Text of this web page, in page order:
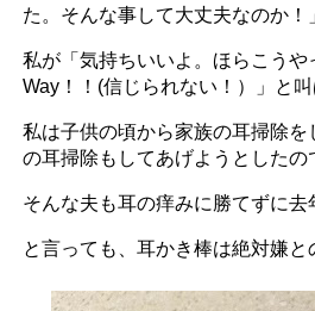
た。そんな事して大丈夫なのか
私が「気持ちいいよ。ほらこう
Way！！(信じられない！）」と
私は子供の頃から家族の耳掃除
の耳掃除もしてあげようとした
そんな夫も耳の痒みに勝てずに
と言っても、耳かき棒は絶対嫌